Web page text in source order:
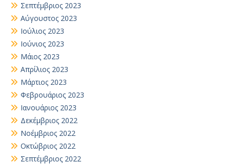
Σεπτέμβριος 2023
Αύγουστος 2023
Ιούλιος 2023
Ιούνιος 2023
Μάιος 2023
Απρίλιος 2023
Μάρτιος 2023
Φεβρουάριος 2023
Ιανουάριος 2023
Δεκέμβριος 2022
Νοέμβριος 2022
Οκτώβριος 2022
Σεπτέμβριος 2022